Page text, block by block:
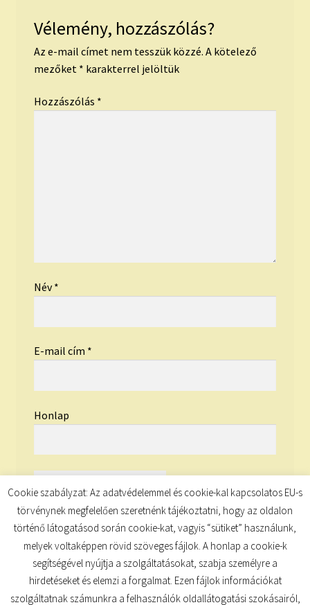
Vélemény, hozzászólás?
Az e-mail címet nem tesszük közzé. A kötelező
mezőket * karakterrel jelöltük
Hozzászólás *
Név*
E-mail cím *
Honlap
Cookie szabályzat: Az adatvédelemmel és cookie-kal kapcsolatos EU-s
törvénynek megfelelően szeretnénk tájékoztatni, hogy az oldalon
történő látogatásod során cookie-kat, vagyis “sütiket” használunk,
melyek voltaképpen rövid szöveges fájlok. A honlap a cookie-k
segítségével nyújtja a szolgáltatásokat, szabja személyre a
hirdetéseket és elemzi a forgalmat. Ezen fájlok információkat
szolgáltatnak számunkra a felhasználók oldallátogatási szokásairól,